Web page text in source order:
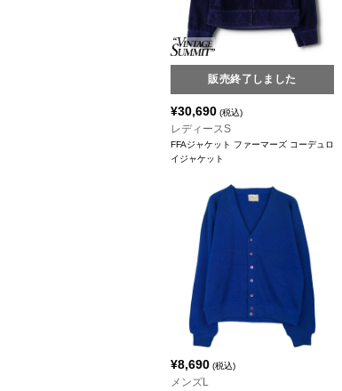
販売終了しました
¥30,690 (税込)
レディースS
FFAジャケット ファーマーズ コーデュロ
イジャケット
¥8,690 (税込)
メンズL